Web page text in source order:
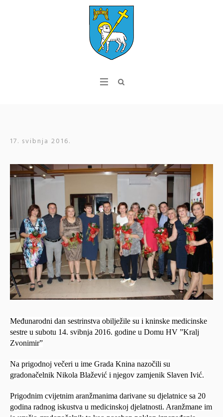
17. svibnja 2016.
Međunarodni dan sestrinstva obilježile su i kninske medicinske
sestre u subotu 14. svibnja 2016. godine u Domu HV ”Kralj
Zvonimir”
Na prigodnoj večeri u ime Grada Knina nazočili su
gradonačelnik Nikola Blažević i njegov zamjenik Slaven Ivić.
Prigodnim cvijetnim aranžmanima darivane su djelatnice sa 20
godina radnog iskustva u medicinskoj djelatnosti. Aranžmane im